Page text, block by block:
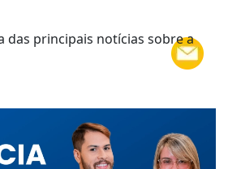
das principais notícias sobre a